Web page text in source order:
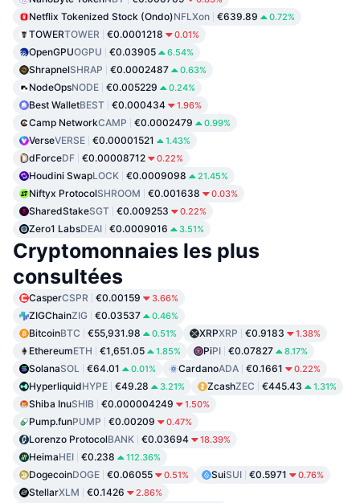
Netflix Tokenized Stock (Ondo)NFLXon €639.89 0.72%
TOWERTOWER €0.0001218 0.01%
OpenGPUOGPU €0.03905 6.54%
ShrapnelSHRAP €0.0002487 0.63%
NodeOpsNODE €0.005229 0.24%
Best WalletBEST €0.000434 1.96%
Camp NetworkCAMP €0.0002479 0.99%
VerseVERSE €0.00001521 1.43%
dForceDF €0.00008712 0.22%
Houdini SwapLOCK €0.0009098 21.45%
Niftyx ProtocolSHROOM €0.001638 0.03%
SharedStakeSGT €0.009253 0.22%
Zero1 LabsDEAI €0.0009016 3.51%
Cryptomonnaies les plus
consultées
CasperCSPR €0.00159 3.66%
ZIGChainZIG €0.03537 0.46%
BitcoinBTC €55,931.98 0.51% XRPXRP €0.9183 1.38%
EthereumETH €1,651.05 1.85% PiPI €0.07827 8.17%
SolanaSOL €64.01 0.01% CardanoADA €0.1661 0.22%
HyperliquidHYPE €49.28 3.21% ZcashZEC €445.43 1.31%
Shiba InuSHIB €0.000004249 1.50%
Pump.funPUMP €0.00209 0.47%
Lorenzo ProtocolBANK €0.03694 18.39%
HeimaHEI €0.238 112.36%
DogecoinDOGE €0.06055 0.51% SuiSUI €0.5971 0.76%
StellarXLM €0.1426 2.86%